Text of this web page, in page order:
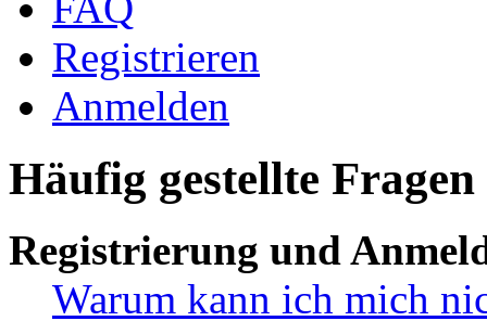
Registrieren
Anmelden
Häufig gestellte Fragen
Registrierung und
Warum kann ich mich